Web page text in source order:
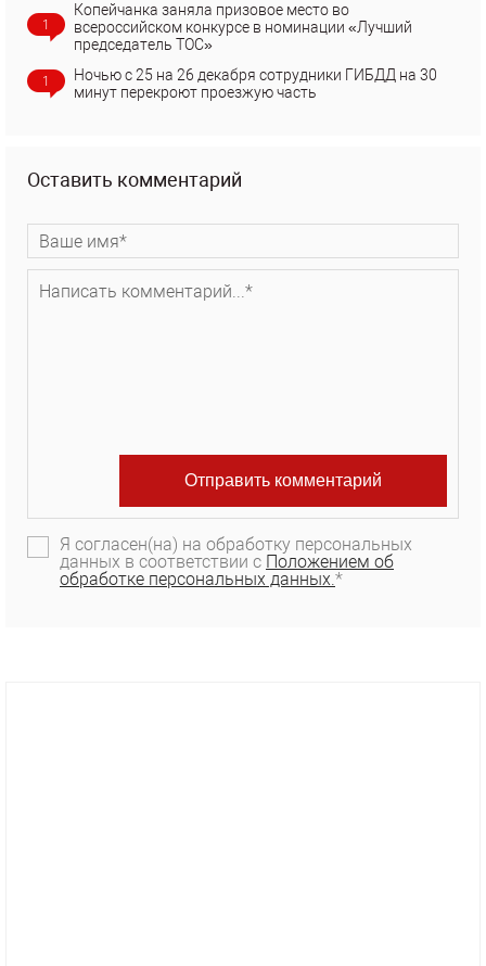
1
Копейчанка заняла призовое место во
всероссийском конкурсе в номинации «Лучший
председатель ТОС»
1
Ночью с 25 на 26 декабря сотрудники ГИБДД на 30
минут перекроют проезжую часть
Оставить комментарий
Я согласен(на) на обработку персональных
данных в соответствии с Положением об
обработке персональных данных.*